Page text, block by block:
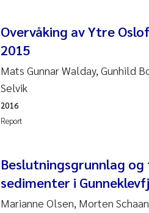
Ana
Tânia
Sondre
Overvåking av Ytre
2015
Mats Gunnar Walday, Gunhild
Selvik
Report
2016
Beslutningsgrunnlag
sedimenter i
Marianne Olsen, Morten